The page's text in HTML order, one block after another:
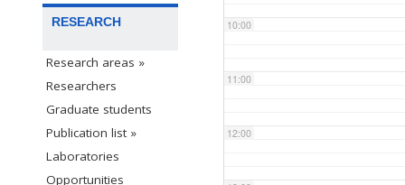
RESEARCH
Research areas »
Researchers
Graduate students
Publication list »
Laboratories
Opportunities
10:00
11:00
12:00